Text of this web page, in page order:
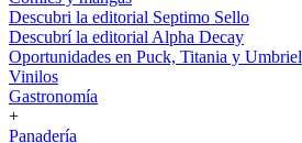
Descubri la editorial Septimo Sello
Descubrí la editorial Alpha Decay
Oportunidades en Puck, Titania y Umbriel
Vinilos
Gastronomía
+
Panadería